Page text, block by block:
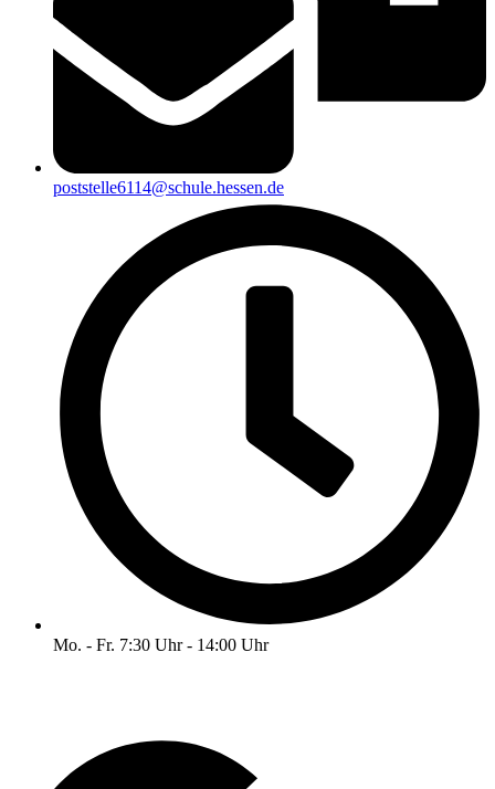
poststelle6114@schule.hessen.de
Mo. - Fr. 7:30 Uhr - 14:00 Uhr